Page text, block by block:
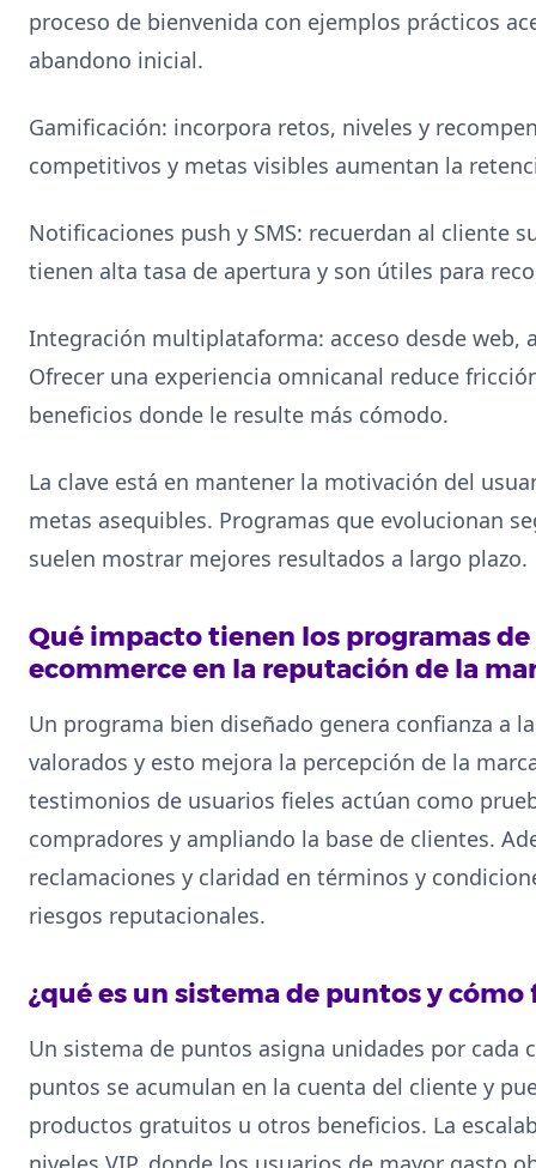
proceso de bienvenida con ejemplos prácticos
abandono inicial.
Gamificación: incorpora retos, niveles y
competitivos y metas visibles aumentan la
Notificaciones push y SMS: recuerdan al cliente
tienen alta tasa de apertura y son útiles para
Integración multiplataforma: acceso desde web,
Ofrecer una experiencia omnicanal reduce
beneficios donde le resulte más cómodo.
La clave está en mantener la motivación del
metas asequibles. Programas que evolucionan
suelen mostrar mejores resultados a largo plazo.
Qué impacto tienen los programas
ecommerce en la reputación de la
Un programa bien diseñado genera confianza a
valorados y esto mejora la percepción de la
testimonios de usuarios fieles actúan como
compradores y ampliando la base de clientes.
reclamaciones y claridad en términos y
riesgos reputacionales.
¿qué es un sistema de puntos y cómo
Un sistema de puntos asigna unidades por cada
puntos se acumulan en la cuenta del cliente y
productos gratuitos u otros beneficios. La